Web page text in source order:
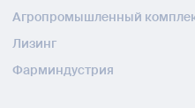
Агропромышленный
Лизинг
Фарминдустрия